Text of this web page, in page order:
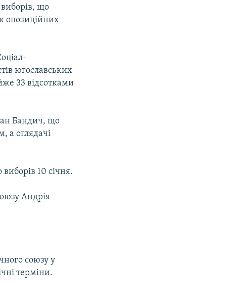
що
опозиційних
югославських
33 відсотками
Бандич, що
а оглядачі
10 січня.
Андрія
союзу у
терміни.